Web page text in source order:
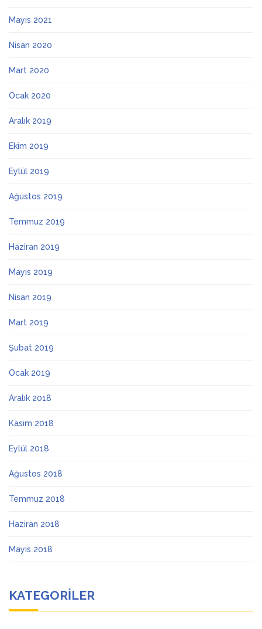
Mayıs 2021
Nisan 2020
Mart 2020
Ocak 2020
Aralık 2019
Ekim 2019
Eylül 2019
Ağustos 2019
Temmuz 2019
Haziran 2019
Mayıs 2019
Nisan 2019
Mart 2019
Şubat 2019
Ocak 2019
Aralık 2018
Kasım 2018
Eylül 2018
Ağustos 2018
Temmuz 2018
Haziran 2018
Mayıs 2018
KATEGORILER